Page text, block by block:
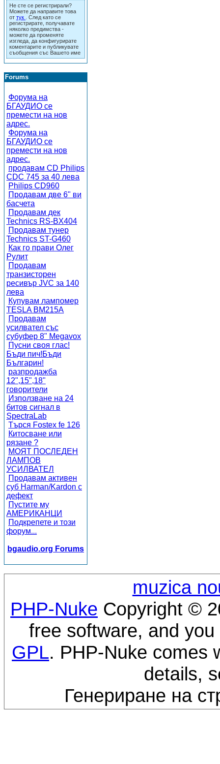
Не сте се регистрирали?
Можете да направите това
от тук
. След като се
регистрирате, получавате
няколко предимства -
можете да променяте
изгледа, да конфигурирате
коментарите и публикувате
съобщения със Вашето име
Forums
Форума на
БГАУДИО се
премести на нов
адрес.
Форума на
БГАУДИО се
премести на нов
адрес.
продавам CD Philips
CDC 745 за 40 лева
Philips CD960
Продавам две 6" ви
басчета
Продавам дек
Technics RS-BX404
Продавам тунер
Technics ST-G460
Как го прави Олег
Рулит
Продавам
транзисторен
ресивър JVC за 140
лева
Купувам лампомер
TESLA BM215A
Продавам
усилвател със
субуфер 8" Megavox
Пусни своя глас!
Бъди пич!Бъди
Българин!
разпродажба
12",15",18"
говорители
Използване на 24
битов сигнал в
SpectraLab
Търся Fostex fe 126
Китосване или
рязане ?
МОЯТ ПОСЛЕДЕН
ЛАМПОВ
УСИЛВАТЕЛ
Продавам активен
суб Harman/Kardon с
дефект
Пустите му
АМЕРИКАНЦИ
Подкрепете и този
форум...
bgaudio.org Forums
muzica
PHP-Nuke Copyright ©
free software, and
GPL. PHP-Nuke comes
details,
Генериране на